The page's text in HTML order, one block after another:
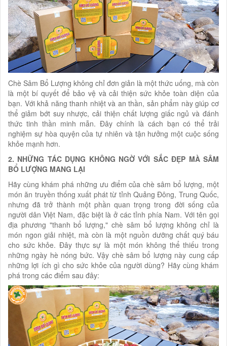
Chè Sâm Bổ Lượng không chỉ đơn giản là một thức uống, mà còn
là một bí quyết để bảo vệ và cải thiện sức khỏe toàn diện của
bạn. Với khả năng thanh nhiệt và an thần, sản phẩm này giúp cơ
thể giảm bớt suy nhược, cải thiện chất lượng giấc ngủ và đánh
thức tinh thần minh mẫn. Đây chính là cách bạn có thể trải
nghiệm sự hòa quyện của tự nhiên và tận hưởng một cuộc sống
khỏe mạnh hơn.
2. NHỮNG TÁC DỤNG KHÔNG NGỜ VỚI SẮC ĐẸP MÀ SÂM
BỔ LƯỢNG MANG LẠI
Hãy cùng khám phá những ưu điểm của chè sâm bổ lượng, một
món ăn truyền thống xuất phát từ tỉnh Quảng Đông, Trung Quốc,
nhưng đã trở thành một phần quan trọng trong đời sống của
người dân Việt Nam, đặc biệt là ở các tỉnh phía Nam. Với tên gọi
địa phương "thanh bổ lượng," chè sâm bổ lượng không chỉ là
món ngon giải nhiệt, mà còn là một nguồn dưỡng chất quý báu
cho sức khỏe. Đây thực sự là một món không thể thiếu trong
những ngày hè nóng bức. Vậy chè sâm bổ lượng này cung cấp
những lợi ích gì cho sức khỏe của người dùng? Hãy cùng khám
phá trong các điểm sau đây: